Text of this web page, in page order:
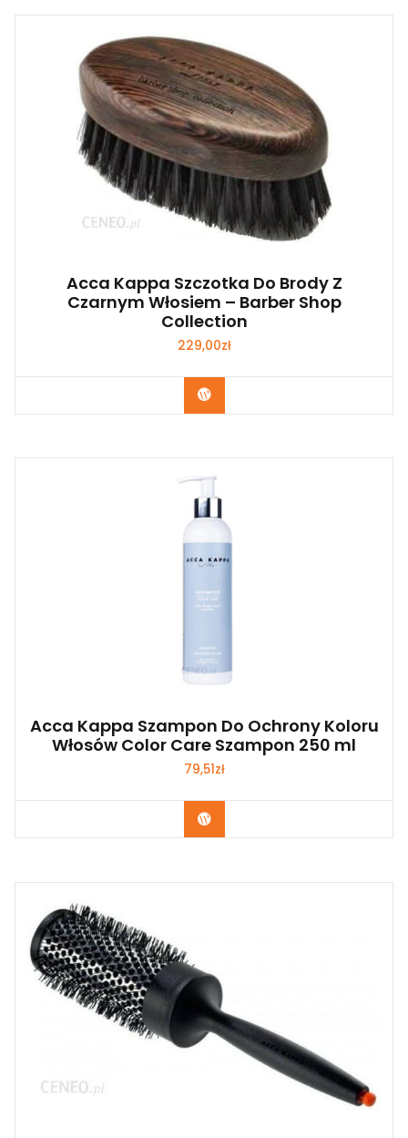
Acca Kappa Szczotka Do Brody Z
Czarnym Włosiem – Barber Shop
Collection
229,00zł
Zobacz
Acca Kappa Szampon Do Ochrony Koloru
Włosów Color Care Szampon 250 ml
79,51zł
Zobacz